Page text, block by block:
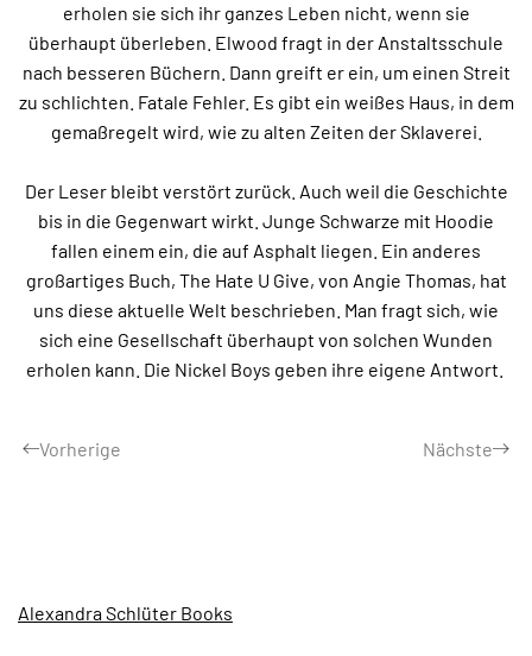
erholen sie sich ihr ganzes Leben nicht, wenn sie
überhaupt überleben. Elwood fragt in der Anstaltsschule
nach besseren Büchern. Dann greift er ein, um einen Streit
zu schlichten. Fatale Fehler. Es gibt ein weißes Haus, in dem
gemaßregelt wird, wie zu alten Zeiten der Sklaverei.
Der Leser bleibt verstört zurück. Auch weil die Geschichte
bis in die Gegenwart wirkt. Junge Schwarze mit Hoodie
fallen einem ein, die auf Asphalt liegen. Ein anderes
großartiges Buch, The Hate U Give, von Angie Thomas, hat
uns diese aktuelle Welt beschrieben. Man fragt sich, wie
sich eine Gesellschaft überhaupt von solchen Wunden
erholen kann. Die Nickel Boys geben ihre eigene Antwort.
Vorherige Nächste
Alexandra Schlüter Books